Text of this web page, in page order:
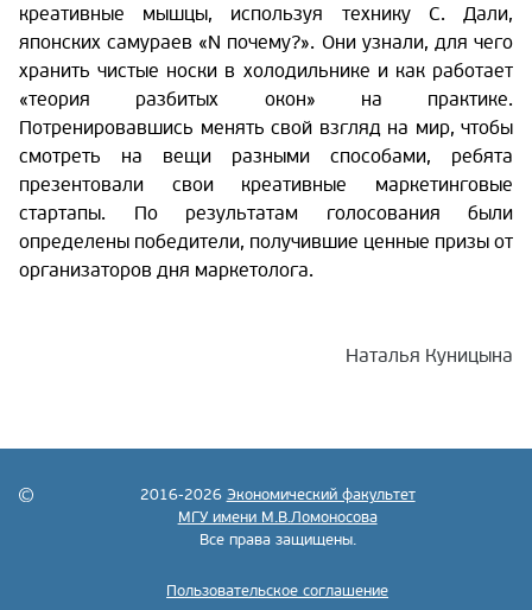
креативные мышцы, используя технику С. Дали,
японских самураев «N почему?». Они узнали, для чего
хранить чистые носки в холодильнике и как работает
«теория разбитых окон» на практике.
Потренировавшись менять свой взгляд на мир, чтобы
смотреть на вещи разными способами, ребята
презентовали свои креативные маркетинговые
стартапы. По результатам голосования были
определены победители, получившие ценные призы от
организаторов дня маркетолога.
Наталья Куницына
2016-2026 Экономический факультет
МГУ имени М.В.Ломоносова
Все права защищены.
Пользовательское соглашение